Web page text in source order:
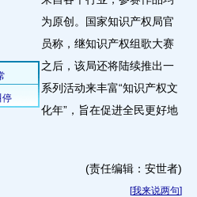
为原创。国家知识产权局官
员称，继知识产权组歌大赛
之后，该局还将陆续推出一
系列活动来丰富“知识产权文
化年”，旨在促进全民更好地
(责任编辑：安世者)
[我来说两句]